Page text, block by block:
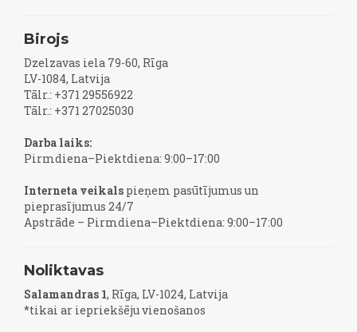
Birojs
Dzelzavas iela 79-60, Rīga
LV-1084, Latvija
Tālr.: +371 29556922
Tālr.: +371 27025030
Darba laiks:
Pirmdiena–Piektdiena: 9:00–17:00
Interneta veikals pieņem pasūtījumus un
pieprasījumus 24/7
Apstrāde – Pirmdiena–Piektdiena: 9:00–17:00
Noliktavas
Salamandras 1, Rīga, LV-1024, Latvija
*tikai ar iepriekšēju vienošanos